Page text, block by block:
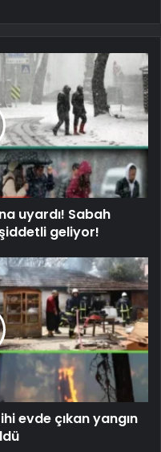
uyardı! Sabah
geliyor!
evde çıkan yangın